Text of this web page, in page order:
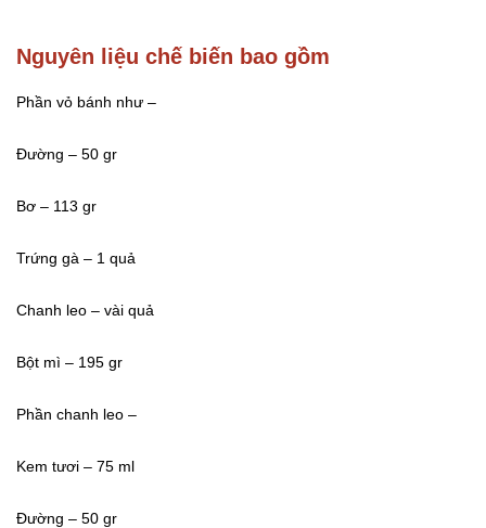
Nguyên liệu chế biến bao gồm
Phần vỏ bánh như –
Đường – 50 gr
Bơ – 113 gr
Trứng gà – 1 quả
Chanh leo – vài quả
Bột mì – 195 gr
Phần chanh leo –
Kem tươi – 75 ml
Đường – 50 gr